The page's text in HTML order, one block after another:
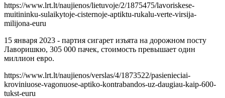
https://www.lrt.lt/naujienos/lietuvoje/2/1875475/lavoriskese-
muitininku-sulaikytoje-cisternoje-aptiktu-rukalu-verte-virsija-
milijona-euru
15 января 2023 - партия сигарет изъята на дорожном посту
Лаворишкю, 305 000 пачек, стоимость превышает один
миллион евро.
https://www.lrt.lt/naujienos/verslas/4/1873522/pasienieciai-
kroviniuose-vagonuose-aptiko-kontrabandos-uz-daugiau-kaip-600-
tukst-euru